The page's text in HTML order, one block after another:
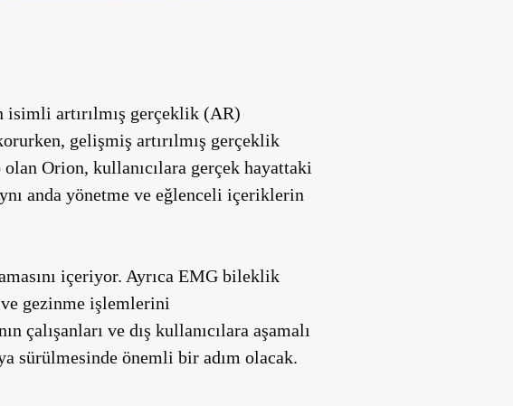
isimli artırılmış gerçeklik (AR)
gelişmiş artırılmış gerçeklik
Orion, kullanıcılara gerçek hayattaki
anda yönetme ve eğlenceli içeriklerin
içeriyor. Ayrıca EMG bileklik
ve gezinme işlemlerini
çalışanları ve dış kullanıcılara aşamalı
sürülmesinde önemli bir adım olacak.